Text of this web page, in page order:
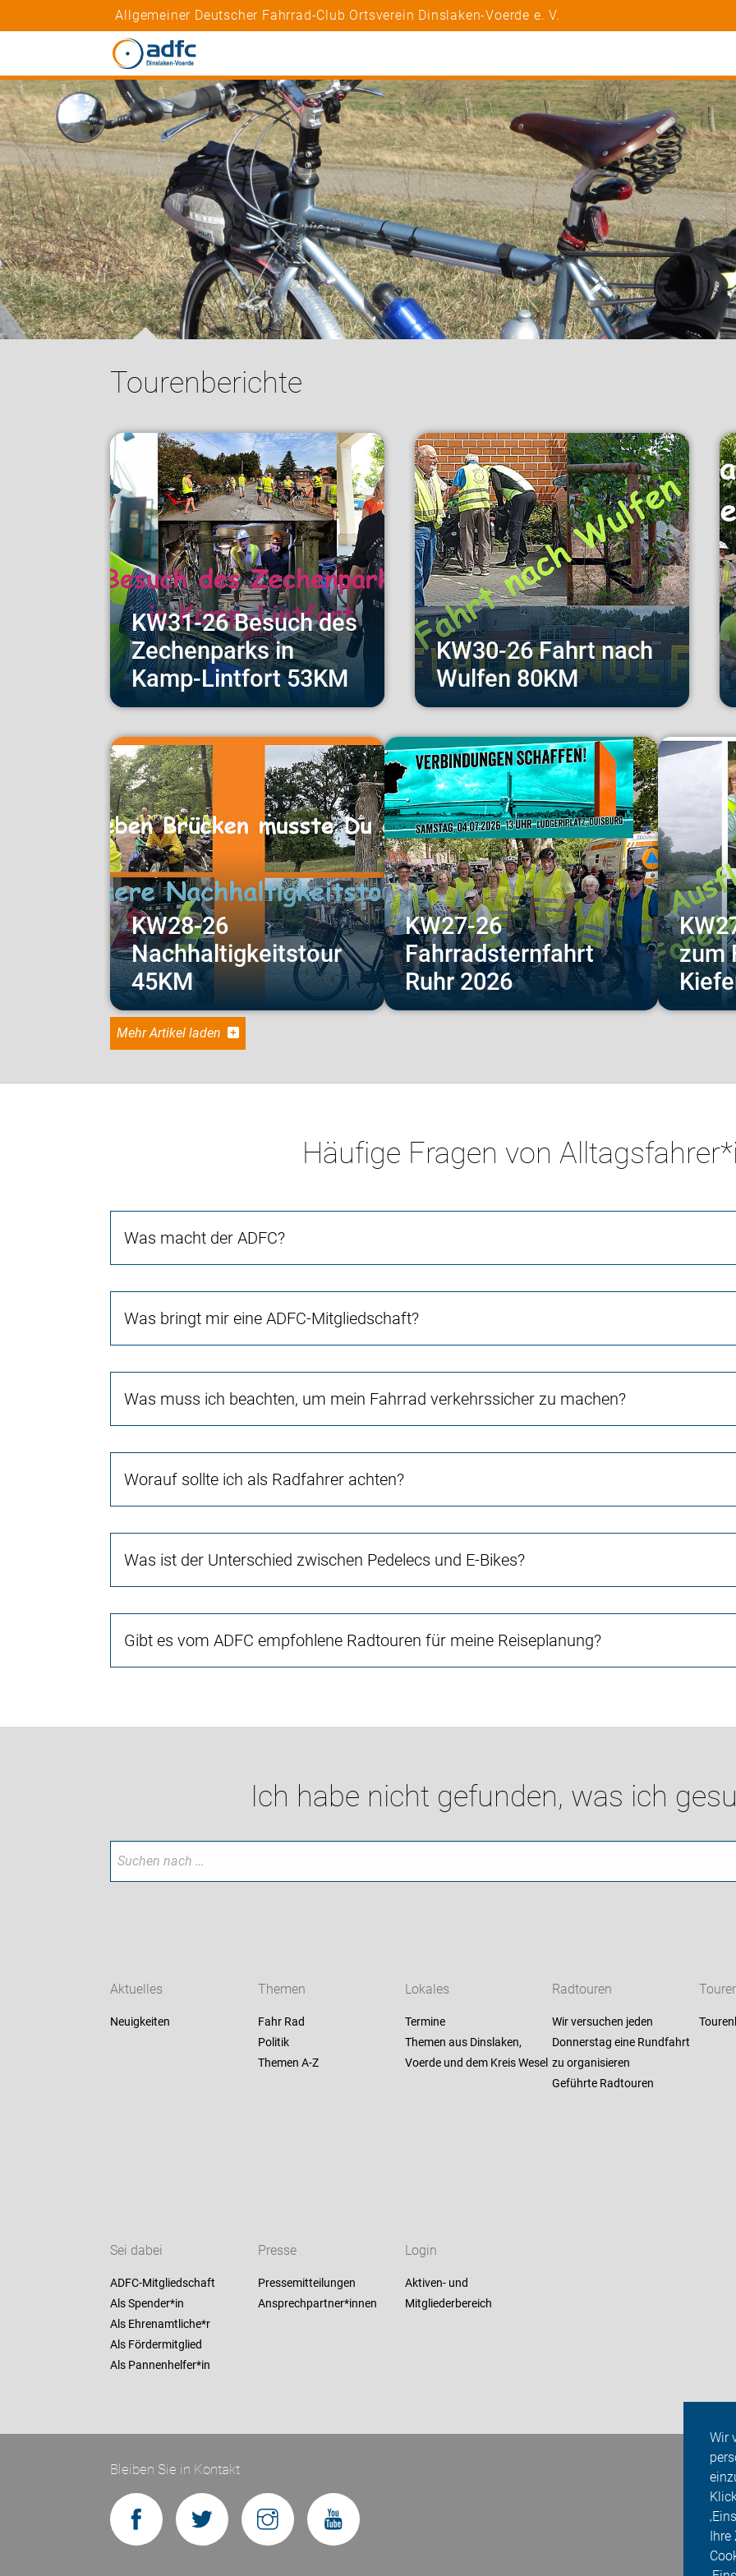
Wir
Ihre
Allgemeiner Deutscher Fahrrad-Club Ortsverein Dinslaken-Voerde e. V.
Tourenberichte
KW31-26 Besuch des
Zechenparks in
Kamp-Lintfort 53KM
KW30-26 Fahrt nach
Wulfen 80KM
KW28-26
Nachhaltigkeitstour
45KM
KW27-26
Fahrradsternfahrt
Ruhr 2026
zum
Mehr Artikel laden
Häufige Fragen von
Was macht der ADFC?
Was bringt mir eine ADFC-Mitgliedschaft?
Was muss ich beachten, um mein Fahrrad verkehrssicher zu machen?
Worauf sollte ich als Radfahrer achten?
Was ist der Unterschied zwischen Pedelecs und E-Bikes?
Gibt es vom ADFC empfohlene Radtouren für meine Reiseplanung?
Ich habe nicht gefunden, was ich
Aktuelles
Neuigkeiten
Themen
Fahr Rad
Politik
Themen A-Z
Lokales
Termine
Themen aus Dinslaken,
Voerde und dem Kreis Wesel
Radtouren
Wir versuchen jeden
Donnerstag eine Rundfahrt
zu organisieren
Geführte Radtouren
Sei dabei
ADFC-Mitgliedschaft
Als Spender*in
Als Ehrenamtliche*r
Als Fördermitglied
Als Pannenhelfer*in
Presse
Pressemitteilungen
Ansprechpartner*innen
Login
Aktiven- und
Mitgliederbereich
Bleiben Sie in Kontakt